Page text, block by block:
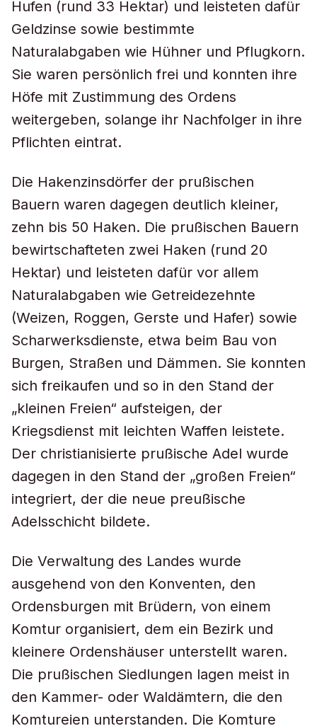
Hufen (rund 33 Hektar) und leisteten dafür
Geldzinse sowie bestimmte
Naturalabgaben wie Hühner und Pflugkorn.
Sie waren persönlich frei und konnten ihre
Höfe mit Zustimmung des Ordens
weitergeben, solange ihr Nachfolger in ihre
Pflichten eintrat.
Die Hakenzinsdörfer der prußischen
Bauern waren dagegen deutlich kleiner,
zehn bis 50 Haken. Die prußischen Bauern
bewirtschafteten zwei Haken (rund 20
Hektar) und leisteten dafür vor allem
Naturalabgaben wie Getreidezehnte
(Weizen, Roggen, Gerste und Hafer) sowie
Scharwerksdienste, etwa beim Bau von
Burgen, Straßen und Dämmen. Sie konnten
sich freikaufen und so in den Stand der
„kleinen Freien“ aufsteigen, der
Kriegsdienst mit leichten Waffen leistete.
Der christianisierte prußische Adel wurde
dagegen in den Stand der „großen Freien“
integriert, der die neue preußische
Adelsschicht bildete.
Die Verwaltung des Landes wurde
ausgehend von den Konventen, den
Ordensburgen mit Brüdern, von einem
Komtur organisiert, dem ein Bezirk und
kleinere Ordenshäuser unterstellt waren.
Die prußischen Siedlungen lagen meist in
den Kammer- oder Waldämtern, die den
Komtureien unterstanden. Die Komture